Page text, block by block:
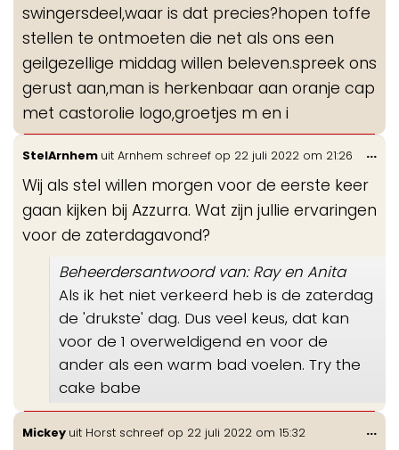
swingersdeel,waar is dat precies?hopen toffe
stellen te ontmoeten die net als ons een
geilgezellige middag willen beleven.spreek ons
gerust aan,man is herkenbaar aan oranje cap
met castorolie logo,groetjes m en i
StelArnhem uit Arnhem schreef op 22 juli 2022 om 21:26
Wij als stel willen morgen voor de eerste keer
gaan kijken bij Azzurra. Wat zijn jullie ervaringen
voor de zaterdagavond?
Beheerdersantwoord van: Ray en Anita
Als ik het niet verkeerd heb is de zaterdag
de 'drukste' dag. Dus veel keus, dat kan
voor de 1 overweldigend en voor de
ander als een warm bad voelen. Try the
cake babe
...
Mickey uit Horst schreef op 22 juli 2022 om 15:32 ...